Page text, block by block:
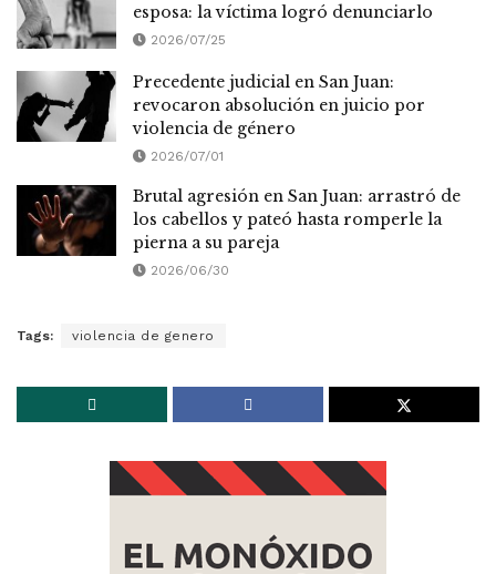
esposa: la víctima logró denunciarlo
2026/07/25
Precedente judicial en San Juan:
revocaron absolución en juicio por
violencia de género
2026/07/01
Brutal agresión en San Juan: arrastró de
los cabellos y pateó hasta romperle la
pierna a su pareja
2026/06/30
Tags: violencia de genero